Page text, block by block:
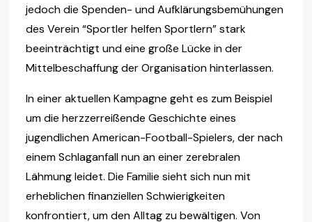
jedoch die Spenden- und Aufklärungsbemühungen
des Verein “Sportler helfen Sportlern” stark
beeinträchtigt und eine große Lücke in der
Mittelbeschaffung der Organisation hinterlassen.
In einer aktuellen Kampagne geht es zum Beispiel
um die herzzerreißende Geschichte eines
jugendlichen American-Football-Spielers, der nach
einem Schlaganfall nun an einer zerebralen
Lähmung leidet. Die Familie sieht sich nun mit
erheblichen finanziellen Schwierigkeiten
konfrontiert, um den Alltag zu bewältigen. Von